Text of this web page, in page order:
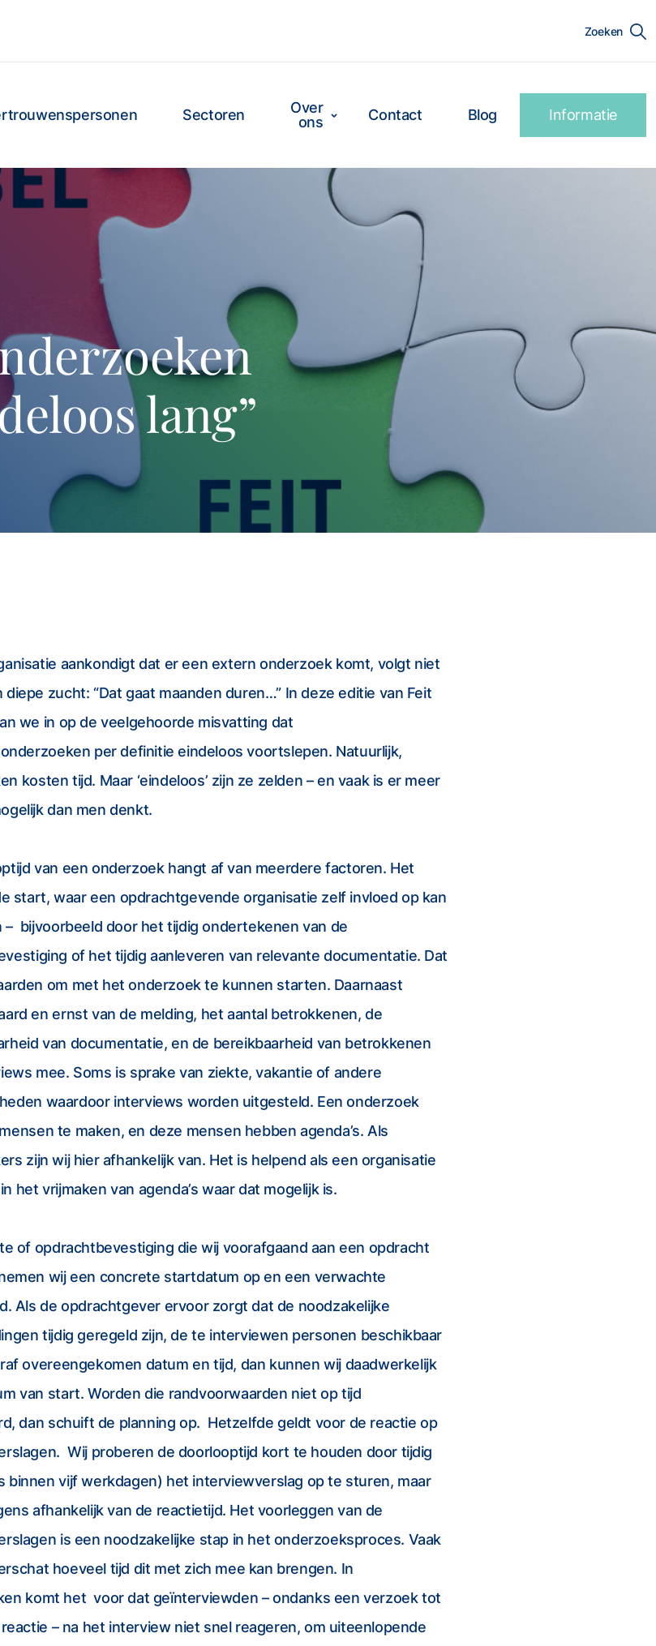
Zoeken
Sectoren
Over
ons
Contact Blog Informatie
lang”
aankondigt dat er een extern onderzoek komt, volgt niet
diepe zucht: “Dat gaat maanden duren…” In deze editie van Feit
we in op de veelgehoorde misvatting dat
per definitie eindeloos voortslepen. Natuurlijk,
kosten tijd. Maar ‘eindeloos’ zijn ze zelden – en vaak is er meer
dan men denkt.
van een onderzoek hangt af van meerdere factoren. Het
start, waar een opdrachtgevende organisatie zelf invloed op kan
– bijvoorbeeld door het tijdig ondertekenen van de
of het tijdig aanleveren van relevante documentatie. Dat
om met het onderzoek te kunnen starten. Daarnaast
en ernst van de melding, het aantal betrokkenen, de
van documentatie, en de bereikbaarheid van betrokkenen
mee. Soms is sprake van ziekte, vakantie of andere
waardoor interviews worden uitgesteld. Een onderzoek
te maken, en deze mensen hebben agenda’s. Als
zijn wij hier afhankelijk van. Het is helpend als een organisatie
het vrijmaken van agenda’s waar dat mogelijk is.
of opdrachtbevestiging die wij voorafgaand aan een opdracht
wij een concrete startdatum op en een verwachte
Als de opdrachtgever ervoor zorgt dat de noodzakelijke
tijdig geregeld zijn, de te interviewen personen beschikbaar
overeengekomen datum en tijd, dan kunnen wij daadwerkelijk
van start. Worden die randvoorwaarden niet op tijd
dan schuift de planning op. Hetzelfde geldt voor de reactie op
Wij proberen de doorlooptijd kort te houden door tijdig
binnen vijf werkdagen) het interviewverslag op te sturen, maar
afhankelijk van de reactietijd. Het voorleggen van de
is een noodzakelijke stap in het onderzoeksproces. Vaak
hoeveel tijd dit met zich mee kan brengen. In
komt het voor dat geïnterviewden – ondanks een verzoek tot
– na het interview niet snel reageren, om uiteenlopende